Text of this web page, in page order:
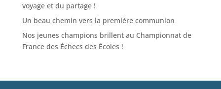
voyage et du partage !
Un beau chemin vers la première communion
Nos jeunes champions brillent au Championnat de
France des Échecs des Écoles !